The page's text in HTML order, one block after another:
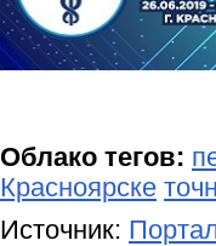
Облако тегов:
Красноярске
Источник: